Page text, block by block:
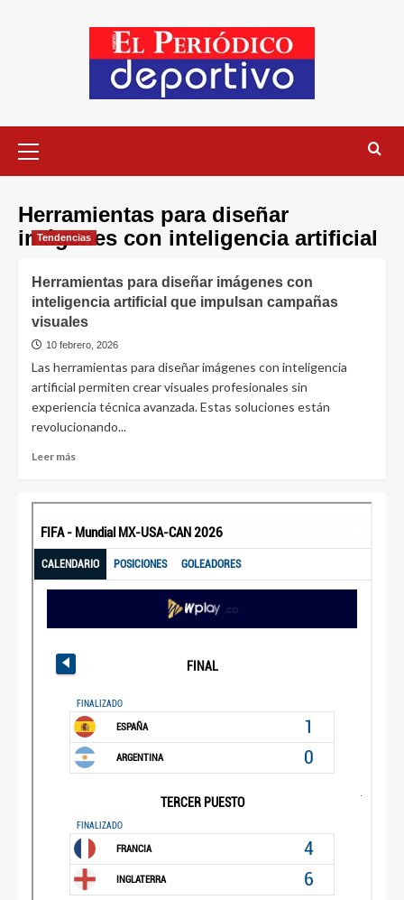
Herramientas para diseñar
imágenes con inteligencia artificial
Tendencias
Herramientas para diseñar imágenes con
inteligencia artificial que impulsan campañas
visuales
10 febrero, 2026
Las herramientas para diseñar imágenes con inteligencia
artificial permiten crear visuales profesionales sin
experiencia técnica avanzada. Estas soluciones están
revolucionando...
Leer más